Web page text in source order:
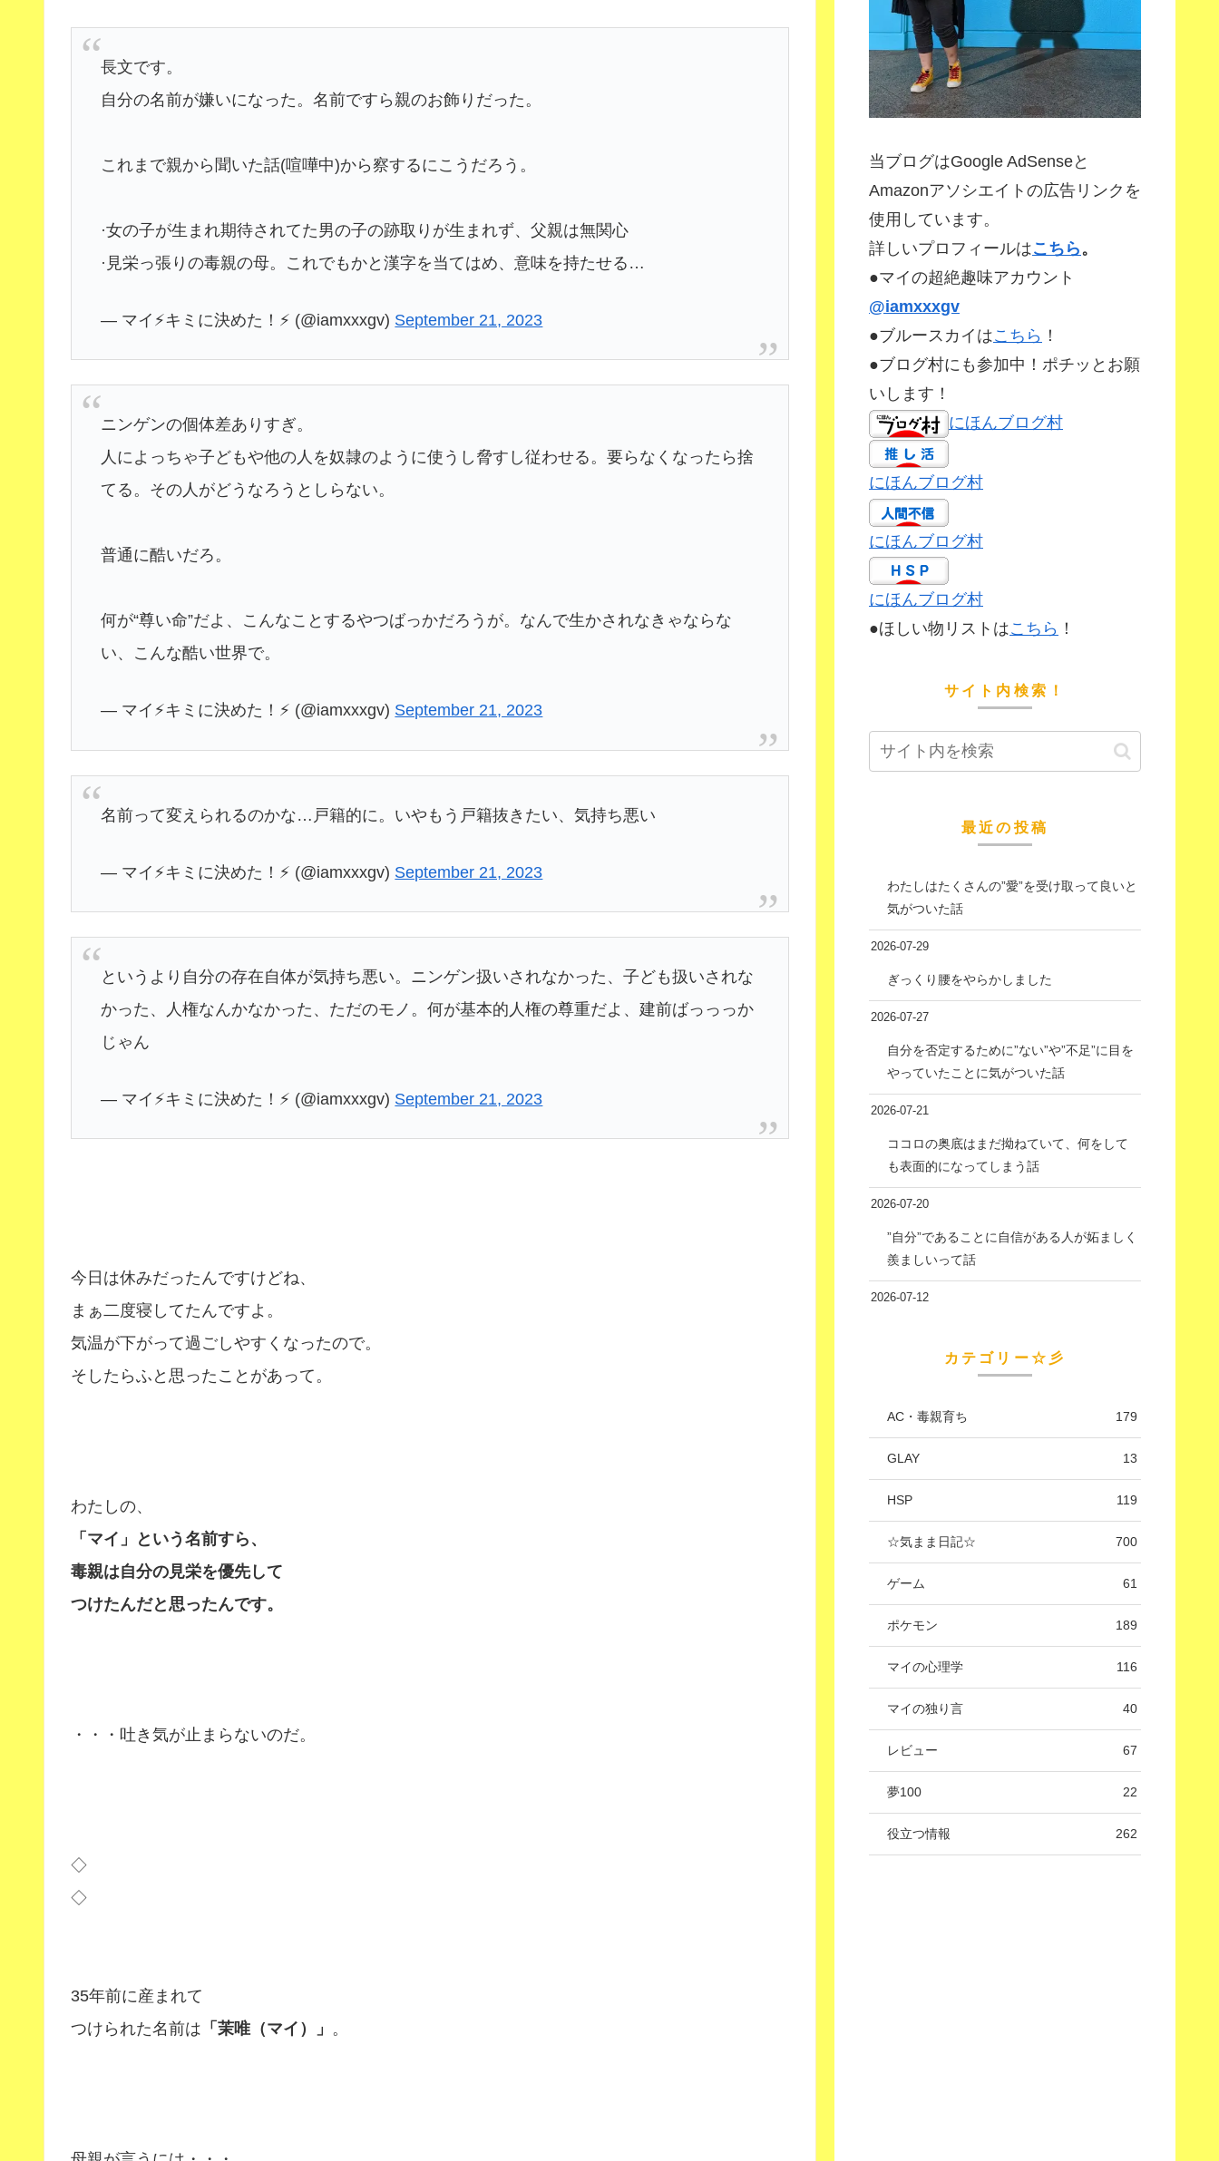
長文です。
自分の名前が嫌いになった。名前ですら親のお飾りだった。
これまで親から聞いた話(喧嘩中)から察するにこうだろう。
·女の子が生まれ期待されてた男の子の跡取りが生まれず、父親は無関心
·見栄っ張りの毒親の母。これでもかと漢字を当てはめ、意味を持たせる…
— マイ⚡️キミに決めた！⚡️ (@iamxxxgv) September 21, 2023
ニンゲンの個体差ありすぎ。
人によっちゃ子どもや他の人を奴隷のように使うし脅すし従わせる。要らなくなったら捨
てる。その人がどうなろうとしらない。
普通に酷いだろ。
何が“尊い命”だよ、こんなことするやつばっかだろうが。なんで生かされなきゃならな
い、こんな酷い世界で。
— マイ⚡️キミに決めた！⚡️ (@iamxxxgv) September 21, 2023
名前って変えられるのかな…戸籍的に。いやもう戸籍抜きたい、気持ち悪い
— マイ⚡️キミに決めた！⚡️ (@iamxxxgv) September 21, 2023
というより自分の存在自体が気持ち悪い。ニンゲン扱いされなかった、子ども扱いされな
かった、人権なんかなかった、ただのモノ。何が基本的人権の尊重だよ、建前ばっっっか
じゃん
— マイ⚡️キミに決めた！⚡️ (@iamxxxgv) September 21, 2023
今日は休みだったんですけどね、
まぁ二度寝してたんですよ。
気温が下がって過ごしやすくなったので。
そしたらふと思ったことがあって。
わたしの、
「マイ」という名前すら、
毒親は自分の見栄を優先して
つけたんだと思ったんです。
・・・吐き気が止まらないのだ。
◇
◇
35年前に産まれて
つけられた名前は 「茉唯（マイ）」 。
当ブログはGoogle AdSenseと
Amazonアソシエイトの広告リンクを
使用しています。
詳しいプロフィールはこちら。
●マイの超絶趣味アカウント
@iamxxxgv
●ブルースカイはこちら ！
●ブログ村にも参加中！ポチッとお願
いします！
にほんブログ村
にほんブログ村
にほんブログ村
にほんブログ村
●ほしい物リストはこちら ！
サイト内検索！
最近の投稿
わたしはたくさんの”愛”を受け取って良いと
気がついた話
2026-07-29
ぎっくり腰をやらかしました
2026-07-27
自分を否定するために”ない”や”不足”に目を
やっていたことに気がついた話
2026-07-21
ココロの奥底はまだ拗ねていて、何をして
も表面的になってしまう話
2026-07-20
”自分”であることに自信がある人が妬ましく
羨ましいって話
2026-07-12
カテゴリー☆彡
AC・毒親育ち 179
GLAY 13
HSP 119
☆気まま日記☆ 700
ゲーム 61
ポケモン 189
マイの心理学 116
マイの独り言 40
レビュー 67
夢100 22
役立つ情報 262